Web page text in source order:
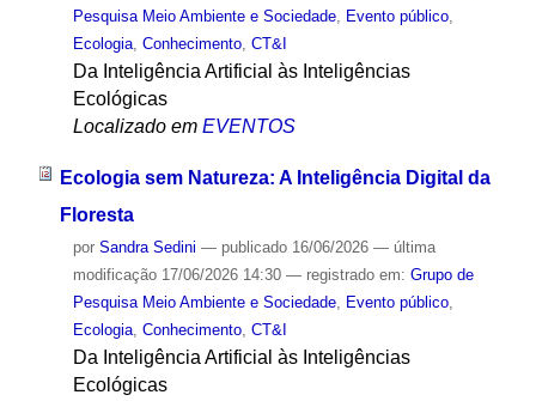
Pesquisa Meio Ambiente e Sociedade, Evento público,
Ecologia, Conhecimento, CT&I
Da Inteligência Artificial às Inteligências
Ecológicas
Localizado em EVENTOS
Ecologia sem Natureza: A Inteligência Digital da
Floresta
por Sandra Sedini — publicado16/06/2026 — última
modificação17/06/2026 14:30 — registrado em: Grupo de
Pesquisa Meio Ambiente e Sociedade, Evento público,
Ecologia, Conhecimento, CT&I
Da Inteligência Artificial às Inteligências
Ecológicas